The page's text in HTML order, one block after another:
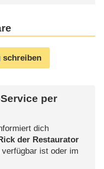
schreiben
per
dich
der Restaurator
ist oder im